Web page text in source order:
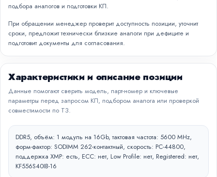
подбора аналогов и подготовки КП.
При обращении менеджер проверит доступность позиции, уточнит
сроки, предложит технически близкие аналоги при дефиците и
подготовит документы для согласования.
Характеристики и описание позиции
Данные помогают сверить модель, парт-номер и ключевые
параметры перед запросом КП, подбором аналога или проверкой
совместимости по ТЗ.
DDR5, объём: 1 модуль на 16Gb, тактовая частота: 5600 MHz,
форм-фактор: SODIMM 262-контактный, скорость: PC-44800,
поддержка XMP: есть, ECC: нет, Low Profile: нет, Registered: нет,
KF556S40IB-16